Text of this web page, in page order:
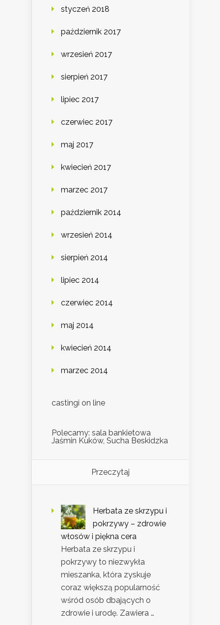
styczeń 2018
październik 2017
wrzesień 2017
sierpień 2017
lipiec 2017
czerwiec 2017
maj 2017
kwiecień 2017
marzec 2017
październik 2014
wrzesień 2014
sierpień 2014
lipiec 2014
czerwiec 2014
maj 2014
kwiecień 2014
marzec 2014
castingi on line
Polecamy: sala bankietowa
Jaśmin Kuków, Sucha Beskidzka
Przeczytaj
Herbata ze skrzypu i
pokrzywy – zdrowie
włosów i piękna cera
Herbata ze skrzypu i
pokrzywy to niezwykła
mieszanka, która zyskuje
coraz większą popularność
wśród osób dbających o
zdrowie i urodę. Zawiera …